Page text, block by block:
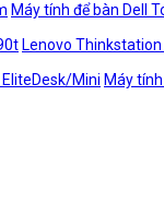
Máy tính để bàn Dell
Lenovo Thinkstation
EliteDesk/Mini Máy